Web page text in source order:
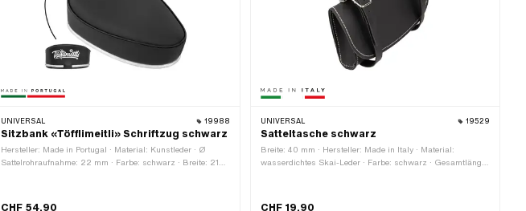
UNIVERSAL 19988
Sitzbank «Töfflimeitli» Schriftzug schwarz
Hersteller: Made in Portugal · Material: Kunstleder · Ø
Sattelrohraufnahme: 22 mm · Farbe: schwarz · Breite: 210
CHF 54.90
UNIVERSAL 19529
Satteltasche schwarz
Breite: 40 mm · Hersteller: Made in Italy · Material:
wasserdichtes Skai-Leder · Farbe: schwarz · Gesamtlänge:
CHF 19.90